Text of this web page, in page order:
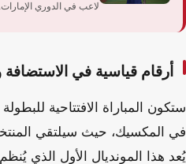
لاعب في الدوري
أرقام قياسية في الاستضافة
ستكون المباراة الافتتاحية
في المكسيك، حيث سيلتقي
يُعد هذا المونديال الأول الذي